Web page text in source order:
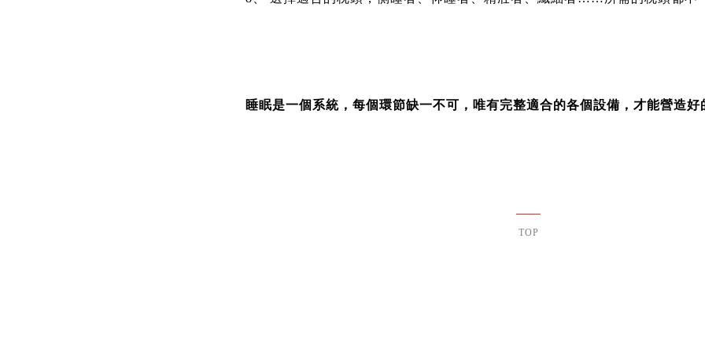
睡眠是一個系統，每個環節缺一不可，唯有完整適合的各個設備，才能營造好
TOP